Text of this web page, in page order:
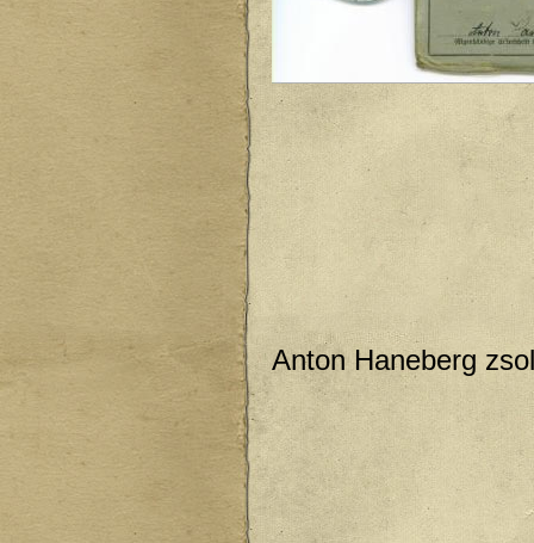
Anton Haneberg